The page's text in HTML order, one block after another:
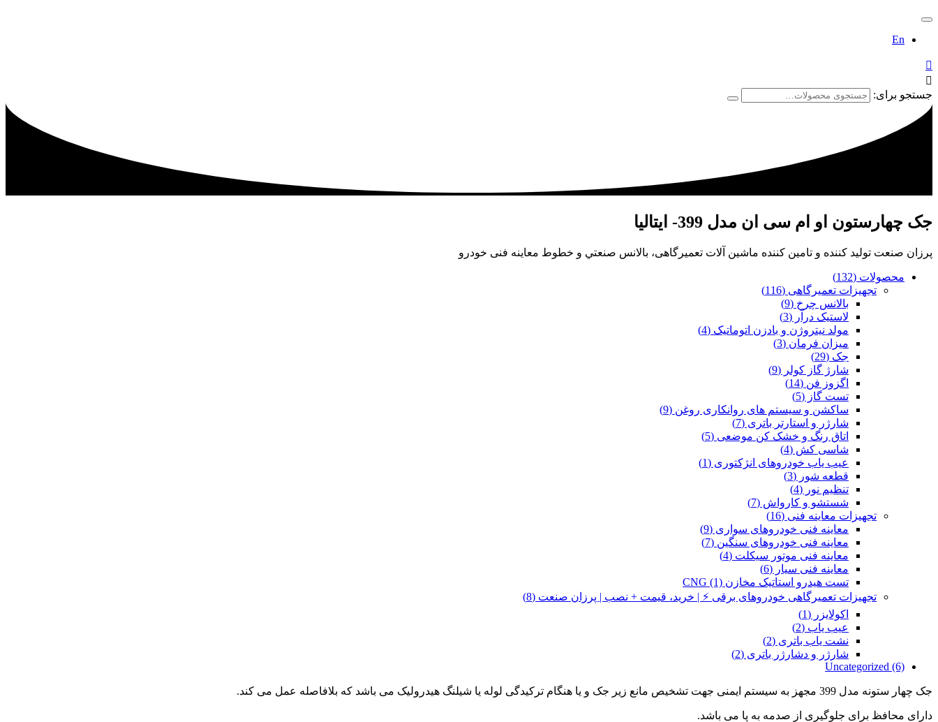
En


جستجو برای:
جک چهارستون او ام سی ان مدل 399- ایتالیا
پرزان صنعت توليد کننده و تامین کننده ماشين آلات تعميرگاهی، بالانس صنعتي و خطوط معاینه فنی خودرو
محصولات (132)
تجهیزات تعمیرگاهی (116)
بالانس چرخ (9)
لاستیک درآر (3)
مولد نیتروژن و بادزن اتوماتیک (4)
میزان فرمان (3)
جک (29)
شارژ گاز کولر (9)
اگزوز فن (14)
تست گاز (5)
ساکشن و سیستم های روانکاری روغن (9)
شارژر و استارتر باتری (7)
اتاق رنگ و خشک کن موضعی (5)
شاسی کش (4)
عیب یاب خودروهای انژکتوری (1)
قطعه شور (3)
تنظیم نور (4)
شستشو و کارواش (7)
تجهیزات معاینه فنی (16)
معاینه فنی خودروهای سواری (9)
معاینه فنی خودروهای سنگین (7)
معاینه فنی موتور سیکلت (4)
معاینه فنی سیار (6)
تست هیدرو استاتیک مخازن CNG (1)
تجهیزات تعمیرگاهی خودروهای برقی ⚡ | خرید، قیمت + نصب | پرزان صنعت (8)
اکولایزر (1)
عیب یاب (2)
نشت یاب باتری (2)
شارژر و دشارژر باتری (2)
Uncategorized (6)
جک چهار ستونه مدل 399 مجهز به سيستم ايمنی جهت تشخيص مانع زير جک و يا هنگام ترکيدگی لوله يا شيلنگ هيدروليک می باشد که بلافاصله عمل می کند.
دارای محافظ برای جلوگيری از صدمه به پا می باشد.